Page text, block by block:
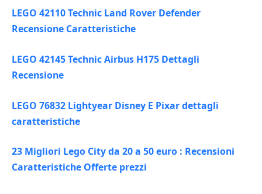
LEGO 42110 Technic Land Rover Defender
Recensione Caratteristiche
LEGO 42145 Technic Airbus H175 Dettagli
Recensione
LEGO 76832 Lightyear Disney E Pixar dettagli
caratteristiche
23 Migliori Lego City da 20 a 50 euro : Recensioni
Caratteristiche Offerte prezzi